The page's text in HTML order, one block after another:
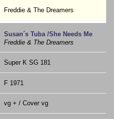
Freddie & The Dreamers
Susan´s Tuba /She Needs Me
Freddie & The Dreamers
Super K SG 181
F 1971
vg + / Cover vg